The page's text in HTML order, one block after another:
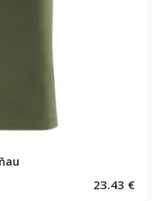
23.43 €